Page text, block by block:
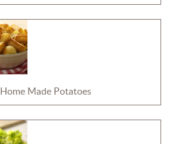
Home Made Potatoes